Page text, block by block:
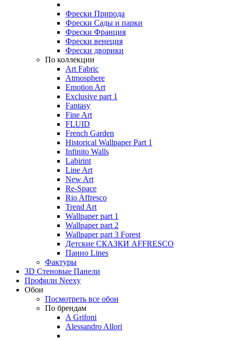
Фрески Природа
Фрески Сады и парки
Фрески Франция
Фрески венеция
Фрески дворики
По коллекции
Art Fabric
Atmosphere
Emotion Art
Exclusive part 1
Fantasy
Fine Art
FLUID
French Garden
Historical Wallpaper Part 1
Infinito Walls
Labirint
Line Art
New Art
Re-Space
Rio Affresco
Trend Art
Wallpaper part 1
Wallpaper part 2
Wallpaper part 3 Forest
Детские СКАЗКИ AFFRESCO
Панно Lines
Фактуры
3D Стеновые Панели
Профили Neexy
Обои
Посмотреть все обои
По брендам
A Grifoni
Alessandro Allori